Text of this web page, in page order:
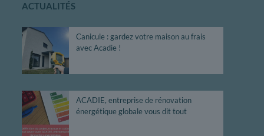
ACTUALITÉS
Canicule : gardez votre maison au frais
avec Acadie !
ACADIE, entreprise de rénovation
énergétique globale vous dit tout